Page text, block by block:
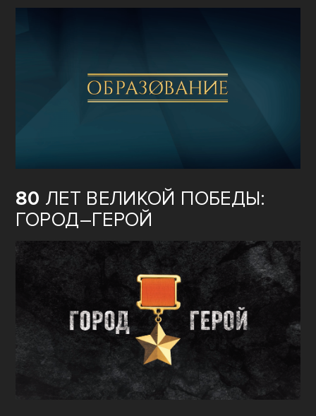
80 ЛЕТ ВЕЛИКОЙ ПОБЕДЫ:
ГОРОД–ГЕРОЙ